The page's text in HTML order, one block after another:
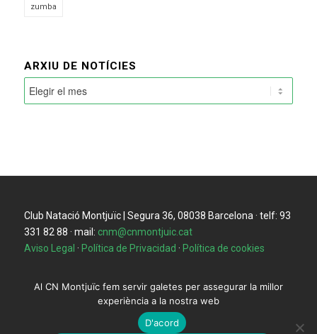
zumba
ARXIU DE NOTÍCIES
Club Natació Montjuïc | Segura 36, 08038 Barcelona · telf: 93
331 82 88 · mail: cnm@cnmontjuic.cat
Aviso Legal · Política de Privacidad · Política de cookies
Al CN Montjuïc fem servir galetes per assegurar la millor
experiència a la nostra web
D'acord